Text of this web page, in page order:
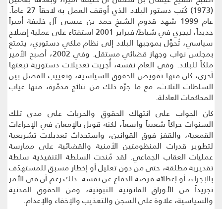
(1973) كُتب دستور البلاد الذي أوقف العمل به لاحقاً 27 عاماً.
عام 1999 شهد قدوم الشيخ حمد بن عيسى آل خليفة أميراً
جديداً، ليجري في شباط/ فبراير 2001 استفتاء على عملية إصلاح
سياسي، تُحوَّل بموجبها البلاد إلى نظام ملكي دستوري، يتمتع
بمجلس نواب وجهاز قضائي مستقل. وفي 2002، أصبح الأمير
ملكاً للبلاد. وفي العام نفسه، أُجريت تعديلات دستورية تبعتها
أخرى، كان منها تقويض الحقوق السياسية، وتغييب الفصل بين
السلطات الثلاث، مع ما جرّه ذلك من نتائج مدمّرة، منها غياب
المحاكمات العادلة.
كان الجواب على انتهاك الحقوق والحريات على مدى تلك
السنوات حراكاً شعبياً واسعاً، لكنه قوبل بالإمعان في الإجراءات
القمعية، والقفز فوق القوانين، واستحداث تعديلات تشريعية
لتطوير قدرات المنظومتين الأمنية والقضائية على ممارسة
عمليات العقاب الجماعي. لقد مُنحت السلطة التنفيذية سلطة
تقديرية مطلقة، حتى من دون تعليل أو إخطار مسبق للمستهدَف
بالإجراء، أو إعطائه فرصة الدفاع عن نفسه. ذلك رغم أن في الأمر
تجريداً من الأوراق القانونية الثبوتية، ومن الحقوق المدنية
والسياسية، علاوة على السجن والتعذيب والإخفاء والإعدام.